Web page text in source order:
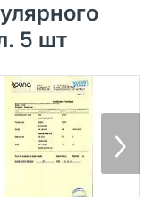
5 шт